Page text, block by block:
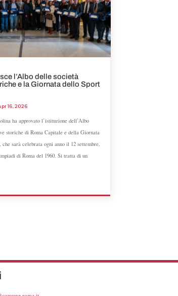
l’Albo delle società
e la Giornata dello Sport
16, 2026
ha approvato l’istituzione dell’Albo
storiche di Roma Capitale e della Giornata
sarà celebrata ogni anno il 12 settembre,
di Roma del 1960. Si tratta di un